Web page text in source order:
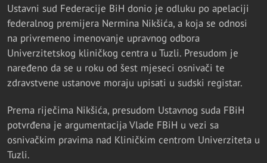
Ustavni sud Federacije BiH donio je odluku po apelaciji
federalnog premijera Nermina Nikšića, a koja se odnosi
na privremeno imenovanje upravnog odbora
Univerzitetskog kliničkog centra u Tuzli. Presudom je
naređeno da se u roku od šest mjeseci osnivači te
zdravstvene ustanove moraju upisati u sudski registar.
Prema riječima Nikšića, presudom Ustavnog suda FBiH
potvrđena je argumentacija Vlade FBiH u vezi sa
osnivačkim pravima nad Kliničkim centrom Univerziteta u
Tuzli.